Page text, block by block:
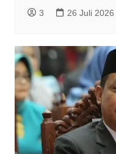
3 26 Juli 2026